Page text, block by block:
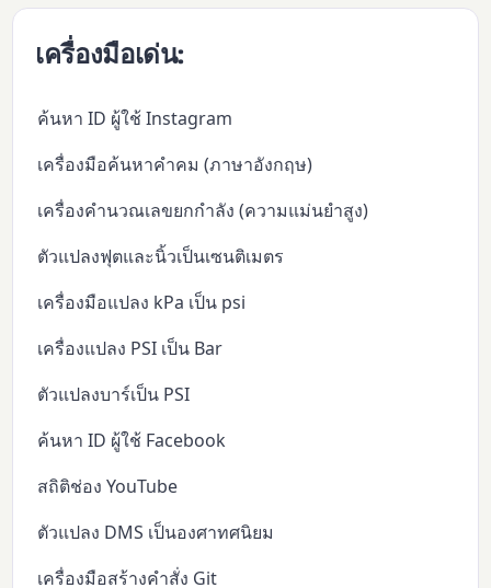
เครื่องมือเด่น:
ค้นหา ID ผู้ใช้ Instagram
เครื่องมือค้นหาคำคม (ภาษาอังกฤษ)
เครื่องคำนวณเลขยกกำลัง (ความแม่นยำสูง)
ตัวแปลงฟุตและนิ้วเป็นเซนติเมตร
เครื่องมือแปลง kPa เป็น psi
เครื่องแปลง PSI เป็น Bar
ตัวแปลงบาร์เป็น PSI
ค้นหา ID ผู้ใช้ Facebook
สถิติช่อง YouTube
ตัวแปลง DMS เป็นองศาทศนิยม
เครื่องมือสร้างคำสั่ง Git